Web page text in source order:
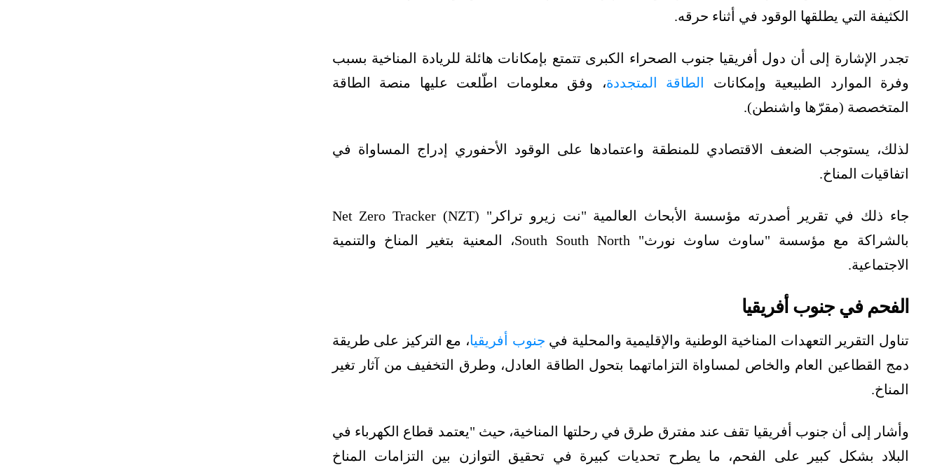
الكثيفة التي يطلقها الوقود في أثناء حرقه.
تجدر الإشارة إلى أن دول أفريقيا جنوب الصحراء الكبرى تتمتع بإمكانات هائلة للريادة المناخية بسبب
وفرة الموارد الطبيعية وإمكانات الطاقة المتجددة، وفق معلومات اطّلعت عليها منصة الطاقة
المتخصصة (مقرّها واشنطن).
لذلك، يستوجب الضعف الاقتصادي للمنطقة واعتمادها على الوقود الأحفوري إدراج المساواة في
اتفاقيات المناخ.
جاء ذلك في تقرير أصدرته مؤسسة الأبحاث العالمية "نت زيرو تراكر" Net Zero Tracker (NZT)
بالشراكة مع مؤسسة "ساوث ساوث نورث" South South North، المعنية بتغير المناخ والتنمية
الاجتماعية.
الفحم في جنوب أفريقيا
تناول التقرير التعهدات المناخية الوطنية والإقليمية والمحلية في جنوب أفريقيا، مع التركيز على طريقة
دمج القطاعين العام والخاص لمساواة التزاماتهما بتحول الطاقة العادل، وطرق التخفيف من آثار تغير
المناخ.
وأشار إلى أن جنوب أفريقيا تقف عند مفترق طرق في رحلتها المناخية، حيث "يعتمد قطاع الكهرباء في
البلاد بشكل كبير على الفحم، ما يطرح تحديات كبيرة في تحقيق التوازن بين التزامات المناخ